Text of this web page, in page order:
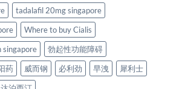
tadalafil 20mg singapore
Where to buy Cialis
singapore
勃起性功能障碍
药 威而钢 必利劲 早洩
犀利士